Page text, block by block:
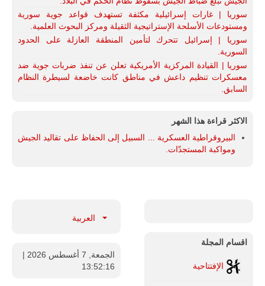
سوريا | غارات إسرائيلية مكثفة تستهدف قواعد جوية سورية
ومستودعات الأسلحة الإستراتيجية الثقيلة ومركز البحوث العلمية.
سوريا | إسرائيل تتحرك لتأمين المنطقة العازلة على الحدود
السورية.
سوريا | القيادة المركزية الأمريكية تعلن عن تنفذ ضربات جوية ضد
معسكرات تنظيم داعش في مناطق كانت خاضعة لسيطرة النظام
السابق.
الاكثر قراءة هذا الشهر
البيروقراطية العسكرية ... السبيل إلى الحفاظ على تقاليد الجيش
ومواكبة المستجدّات.
اقسام المجلة
الإفتتاحية
العربية
الجمعة, 7 أغسطس 2026
|
13:52:17